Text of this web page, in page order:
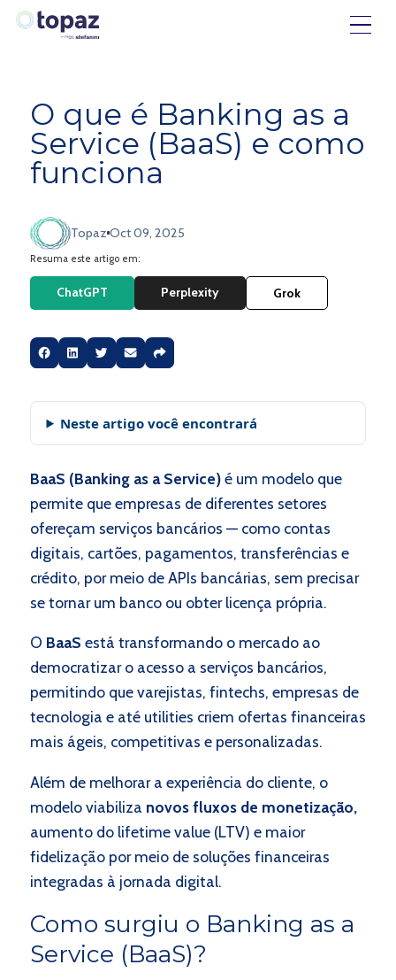
O que é Banking as a
Service (BaaS) e como
funciona
Topaz Oct 09, 2025
Resuma este artigo em:
ChatGPT Perplexity Grok
Neste artigo você encontrará
BaaS (Banking as a Service)é um modelo que
permite que empresas de diferentes setores
ofereçam serviços bancários — como contas
digitais, cartões, pagamentos, transferências e
crédito, por meio de APIs bancárias, sem precisar
se tornar um banco ou obter licença própria.
O BaaS está transformando o mercado ao
democratizar o acesso a serviços bancários,
permitindo que varejistas, fintechs, empresas de
tecnologia e até utilities criem ofertas financeiras
mais ágeis, competitivas e personalizadas.
Além de melhorar a experiência do cliente, o
modelo viabiliza novos fluxos de monetização,
aumento do lifetime value (LTV) e maior
fidelização por meio de soluções financeiras
integradas à jornada digital.
Como surgiu o Banking as a
Service (BaaS)?